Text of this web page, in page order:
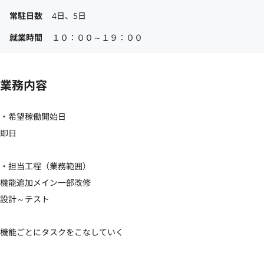
常駐日数
4日、5日
就業時間
１０：００～１９：００
業務内容
・希望稼働開始日
即日
・担当工程（業務範囲）
機能追加メイン一部改修
設計～テスト
機能ごとにタスクをこなしていく